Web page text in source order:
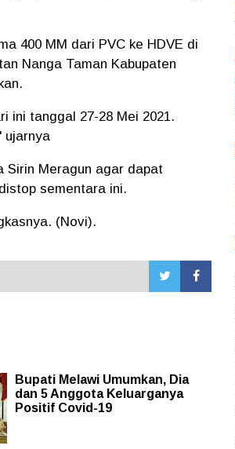
400 MM dari PVC ke HDVE di
Nanga Taman Kabupaten
ini tanggal 27-28 Mei 2021.
ujarnya
Sirin Meragun agar dapat
sementara ini.
(Novi).
Bupati Melawi Umumkan, Dia
dan 5 Anggota Keluarganya
Positif Covid-19